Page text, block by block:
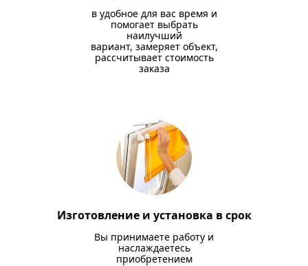
в удобное для вас время и
помогает выбрать
наилучший
вариант, замеряет объект,
рассчитывает стоимость
заказа
Изготовление и установка в срок
Вы принимаете работу и
наслаждаетесь
приобретением